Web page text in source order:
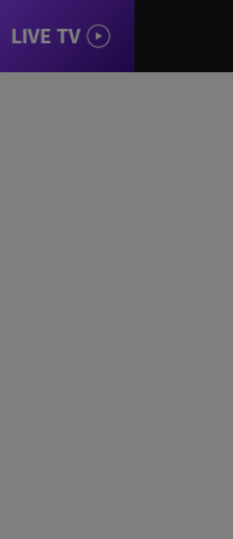
LIVE TV